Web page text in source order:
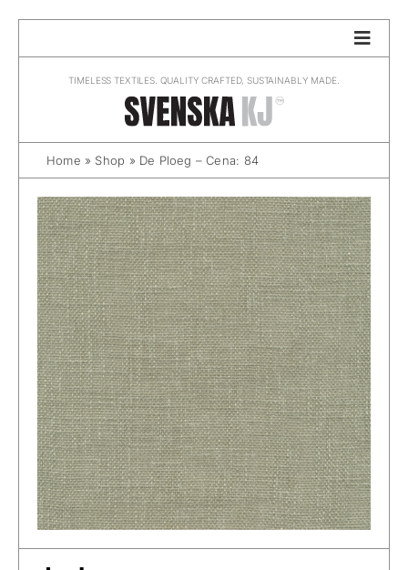
TIMELESS TEXTILES. QUALITY CRAFTED, SUSTAINABLY MADE.
Home » Shop » De Ploeg – Cena: 84